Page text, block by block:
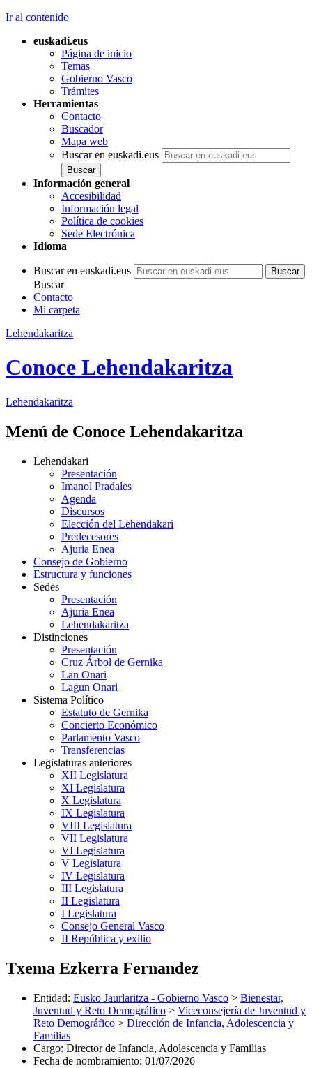
Ir al contenido
euskadi.eus
Página de inicio
Temas
Gobierno Vasco
Trámites
Herramientas
Contacto
Buscador
Mapa web
Buscar en euskadi.eus
Información general
Accesibilidad
Información legal
Política de cookies
Sede Electrónica
Idioma
Buscar en euskadi.eus
Buscar
Contacto
Mi carpeta
Lehendakaritza
Conoce Lehendakaritza
Lehendakaritza
Menú de Conoce Lehendakaritza
Lehendakari
Presentación
Imanol Pradales
Agenda
Discursos
Elección del Lehendakari
Predecesores
Ajuria Enea
Consejo de Gobierno
Estructura y funciones
Sedes
Presentación
Ajuria Enea
Lehendakaritza
Distinciones
Presentación
Cruz Árbol de Gernika
Lan Onari
Lagun Onari
Sistema Político
Estatuto de Gernika
Concierto Económico
Parlamento Vasco
Transferencias
Legislaturas anteriores
XII Legislatura
XI Legislatura
X Legislatura
IX Legislatura
VIII Legislatura
VII Legislatura
VI Legislatura
V Legislatura
IV Legislatura
III Legislatura
II Legislatura
I Legislatura
Consejo General Vasco
II República y exilio
Txema Ezkerra Fernandez
Entidad: Eusko Jaurlaritza - Gobierno Vasco > Bienestar,
Juventud y Reto Demográfico > Viceconsejería de Juventud y
Reto Demográfico > Dirección de Infancia, Adolescencia y
Familias
Cargo: Director de Infancia, Adolescencia y Familias
Fecha de nombramiento: 01/07/2026